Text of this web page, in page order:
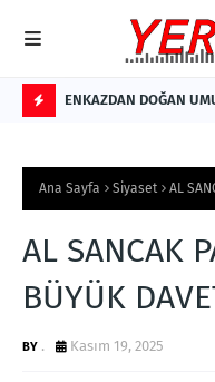
L
Yeni
ENKAZDAN DOĞAN
HİKÂYESİ
Ana Sayfa Siyaset AL
AL SANCAK
BÜYÜK
. Kasım 19, 2025